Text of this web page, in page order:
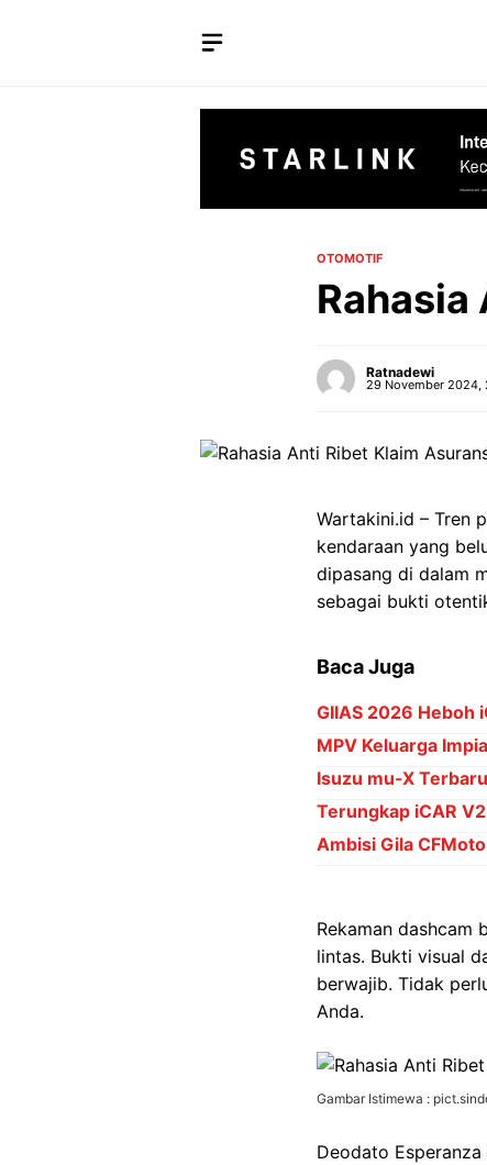
OTOMOTIF
Ratnadewi
29 November 2024,
Wartakini.id – Tren
kendaraan yang
dipasang di dalam
sebagai bukti
Baca Juga
GIIAS 2026 Heboh
MPV Keluarga
Isuzu mu-X
Terungkap iCAR
Ambisi Gila
Rekaman dashcam
lintas. Bukti visual
berwajib. Tidak
Anda.
Gambar Istimewa :
Deodato